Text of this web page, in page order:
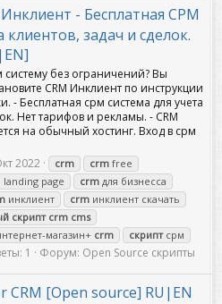
Инклиент - Бесплатная СРМ
клиентов, задач и сделок.
систему без ограничений? Вы
CRM Инклиент по инструкции
- Бесплатная срм система для учета
Нет тарифов и рекламы. - CRM
на обычный хостинг. Вход в срм
2022 crm crm free
landing page crm для бизнесса
инклиент crm инклиент скачать
скрипт crm cms
магазин+ crm скриптсрм
1 Форум: Open Source скрипты
CRM [Open source] RU|EN